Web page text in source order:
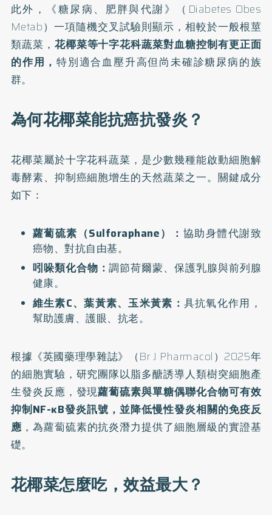
此外，《糖尿病、肥胖與代謝》（Diabetes Obes
Metab）一項隨機交叉試驗則顯示，相較於一般根莖
類蔬菜， 花椰菜等十字花科蔬菜對血糖控制有更正面
的作用，特別適合血壓升高但尚未確診糖尿病的族
群。
為何花椰菜能抗癌抗發炎？
花椰菜屬於十字花科蔬菜，是少數幾種能啟動細胞解
毒酵素、抑制癌細胞增生的天然蔬菜之一。關鍵成分
如下：
蘿蔔硫素（Sulforaphane）： 協助身體代謝致
癌物、對抗自由基。
吲哚類化合物：調節荷爾蒙、保護乳腺與前列腺
健康。
維生素C、葉黃素、玉米黃素： 具抗氧化作用，
幫助護膚、護眼、抗老。
根據《英國藥理學雜誌》（Br J Pharmacol）2025年
的細胞實驗，研究團隊以脂多醣誘導人類樹突細胞產
生發炎反應，發現蘿蔔硫素與單糖偶聯化合物可有效
抑制NF-ĸB發炎訊號，並降低慢性發炎相關的免疫反
應，為蘿蔔硫素的抗炎潛力提供了細胞層級的實證基
礎。
花椰菜怎麼吃，效益最大？